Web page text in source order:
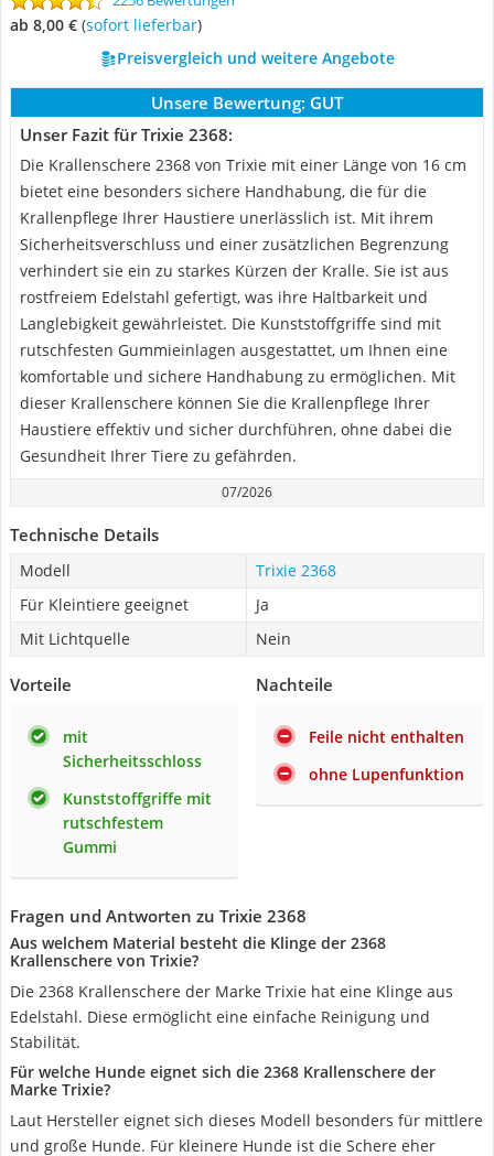
ab 8,00 € ( Sofort lieferbar)
Preisvergleich und weitere Angebote
Unsere Bewertung: GUT
Unser Fazit für Trixie 2368:
Die Krallenschere 2368 von Trixie mit einer Länge von 16 cm
bietet eine besonders sichere Handhabung, die für die
Krallenpflege Ihrer Haustiere unerlässlich ist. Mit ihrem
Sicherheitsverschluss und einer zusätzlichen Begrenzung
verhindert sie ein zu starkes Kürzen der Kralle. Sie ist aus
rostfreiem Edelstahl gefertigt, was ihre Haltbarkeit und
Langlebigkeit gewährleistet. Die Kunststoffgriffe sind mit
rutschfesten Gummieinlagen ausgestattet, um Ihnen eine
komfortable und sichere Handhabung zu ermöglichen. Mit
dieser Krallenschere können Sie die Krallenpflege Ihrer
Haustiere effektiv und sicher durchführen, ohne dabei die
Gesundheit Ihrer Tiere zu gefährden.
07/2026
Technische Details
Modell
Trixie 2368
Für Kleintiere geeignet
Ja
Mit Lichtquelle
Nein
Vorteile
mit
Sicherheitsschloss
Kunststoffgriffe mit
rutschfestem
Gummi
Nachteile
Feile nicht enthalten
ohne Lupenfunktion
Fragen und Antworten zu Trixie 2368
Aus welchem Material besteht die Klinge der 2368
Krallenschere von Trixie?
Die 2368 Krallenschere der Marke Trixie hat eine Klinge aus
Edelstahl. Diese ermöglicht eine einfache Reinigung und
Stabilität.
Für welche Hunde eignet sich die 2368 Krallenschere der
Marke Trixie?
Laut Hersteller eignet sich dieses Modell besonders für mittlere
und große Hunde. Für kleinere Hunde ist die Schere eher